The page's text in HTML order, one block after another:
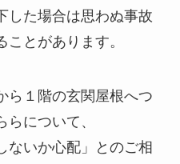
した場合は思わぬ事故
とがあります。
ら１階の玄関屋根へつ
について、
ないか心配」とのご相